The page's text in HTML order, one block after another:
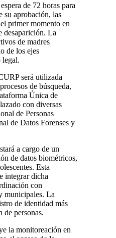
de 72 horas para
su aprobación, las
primer momento en
desaparición. La
de madres
de los ejes
legal.
será utilizada
de búsqueda,
Única de
con diversas
de Personas
de Datos Forenses y
a cargo de un
de datos biométricos,
Esta
integrar dicha
con
municipales. La
de identidad más
personas.
la monitoreación en